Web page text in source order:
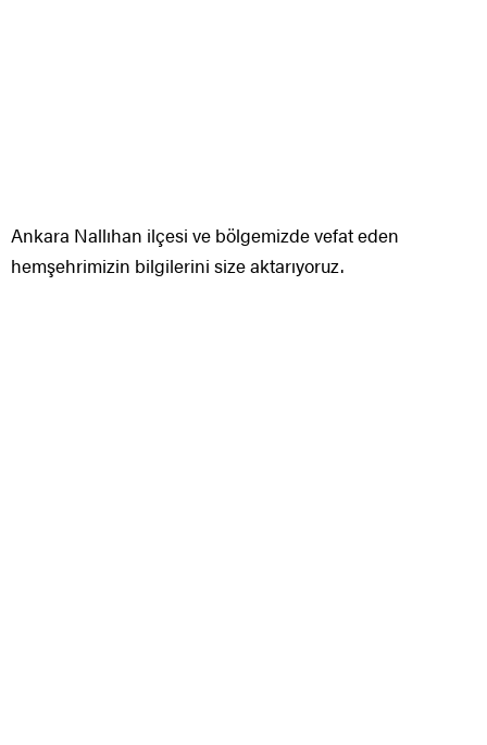
Ankara Nallıhan ilçesi ve bölgemizde vefat eden
hemşehrimizin bilgilerini size aktarıyoruz.